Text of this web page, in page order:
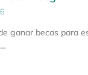
ganar becas para